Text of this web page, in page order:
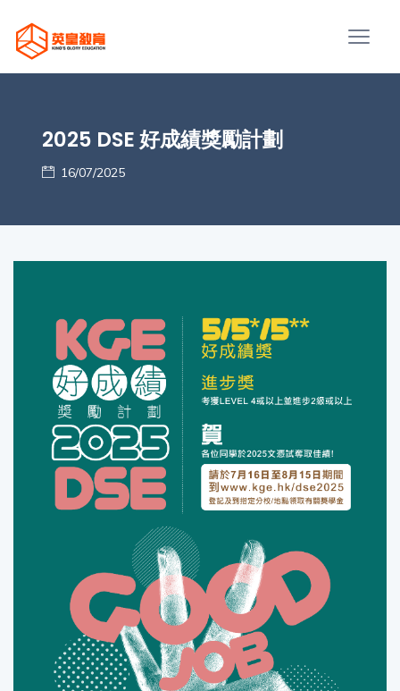
2025 DSE 好成績獎勵計劃
16/07/2025